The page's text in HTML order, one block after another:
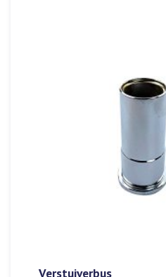
Verstuiverbus